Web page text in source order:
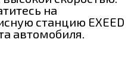
на
станцию EXEED
автомобиля.